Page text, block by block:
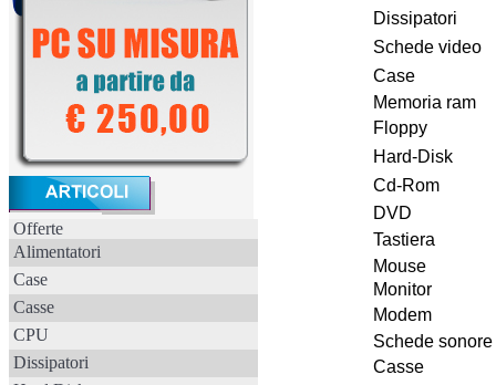
Offerte
Alimentatori
Case
Casse
CPU
Dissipatori
Dissipatori
Schede video
Case
Memoria ram
Floppy
Hard-Disk
Cd-Rom
DVD
Tastiera
Mouse
Monitor
Modem
Schede sonore
Casse